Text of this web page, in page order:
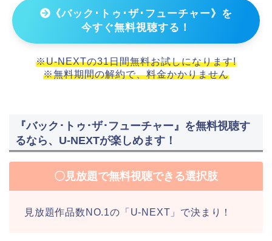
《バック･トゥ･ザ･フューチャー》を
今すぐ無料視聴する！
※U-NEXTの31日間無料お試しになります!
※無料期間の解約で、料金かかりません
『バック･トゥ･ザ･フューチャー』を無料視聴す
るなら、U-NEXTが楽しめます！
〇見放題で無料視聴できる選択肢
見放題作品数NO.1の「U-NEXT」で決まり！